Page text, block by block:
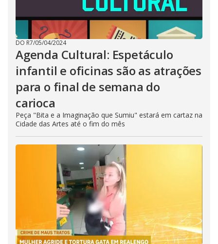
DO R7/05/04/2024
Agenda Cultural: Espetáculo
infantil e oficinas são as atrações
para o final de semana do
carioca
Peça "Bita e a Imaginação que Sumiu" estará em cartaz na
Cidade das Artes até o fim do mês